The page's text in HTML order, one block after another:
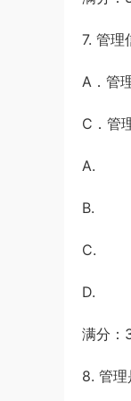
7. 管理
A．
C．管
A.
B.
C.
D.
满分：
8. 管